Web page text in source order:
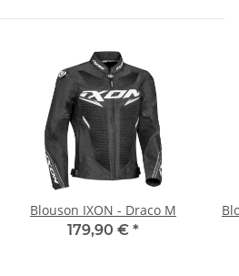
Blouson IXON - Draco M
179,90 € *